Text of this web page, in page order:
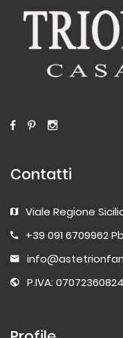
Contatti
Viale Regione
+39 091 6709962
P.IVA: 07072360824